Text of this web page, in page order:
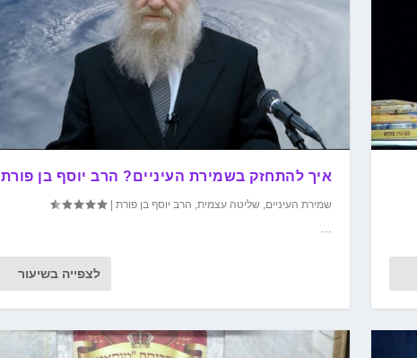
איך להתחזק בשמירת העיניים? הרב יוסף בן פורת
שמירת העיניים, שליטה עצמית, הרב יוסף בן פורת|
לצפייה בשיעור